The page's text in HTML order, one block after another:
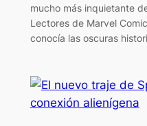
mucho más inquietante
Lectores de Marvel
conocía las oscuras